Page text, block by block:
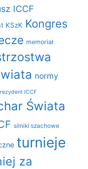
ICCF
KSzK Kongres
memoriał
normy
ICCF
Świata
silniki szachowe
turnieje
za